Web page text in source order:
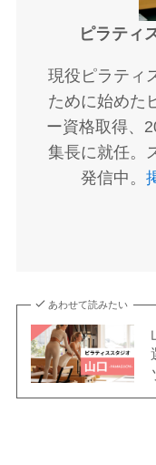
ピラティ
現役ピラティ
ために始めた
ー資格取得、
集長に就任。
発信中。
あわせて読みたい